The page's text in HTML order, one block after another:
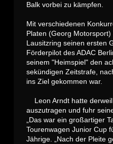
Balk vorbei zu kämpfen.
Mit verschiedenen
Platen (Georg
Lausitzring seinen ersten
Förderpilot des ADAC
seinem "Heimspiel" den
sekündigen Zeitstrafe,
ins Ziel gekommen war.
Leon Arndt hatte
auszutragen und fuhr
„Das war ein großartiger
Tourenwagen Junior Cup
Jährige. „Nach der Pleite